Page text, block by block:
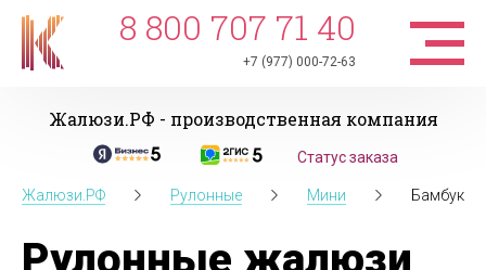
8 800 707 71 40
+7 (977) 000-72-63
Жалюзи.РФ - производственная компания
Статус заказа
Жалюзи.РФ Рулонные Мини Бамбук
Рулонные жалюзи